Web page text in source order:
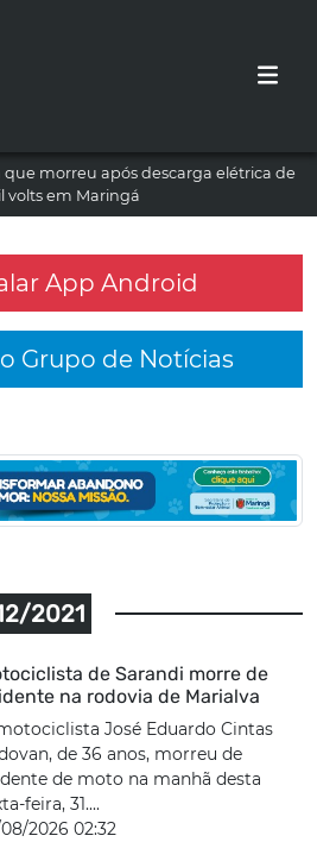
morreu após descarga elétrica de
volts em Maringá
App Android
Grupo de Notícias
2021
de Sarandi morre de
na rodovia de Marialva
José Eduardo Cintas
de 36 anos, morreu de
de moto na manhã desta
feira, 31....
2026 02:32